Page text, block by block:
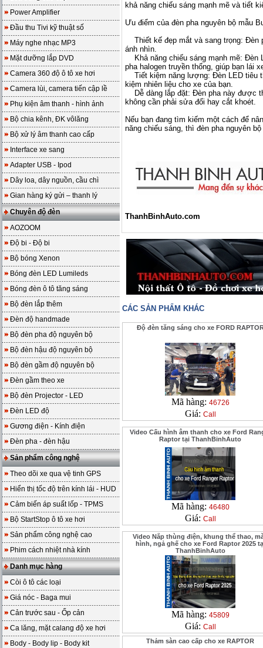
Power Amplifier
Đầu thu Tivi kỹ thuật số
Máy nghe nhạc MP3
Mặt dưỡng lắp DVD
Camera 360 độ ô tô xe hơi
Camera lùi, camera tiến cập lề
Phụ kiện âm thanh - hình ảnh
Bộ chia kênh, ĐK vôlăng
Bộ xử lý âm thanh cao cấp
Interface xe sang
Adapter USB - Ipod
Dây loa, dây nguồn, cầu chì
Gian hàng ký gửi – thanh lý
Chuyên độ đèn
AOZOOM
Độ bi - Độ bi
Bộ bóng Xenon
Bóng đèn LED Lumileds
Bóng đèn ô tô tăng sáng
Bộ đèn lắp thêm
Đèn độ handmade
Bộ đèn pha độ nguyên bộ
Bộ đèn hậu độ nguyên bộ
Bộ đèn gầm độ nguyên bộ
Đèn gầm theo xe
Bộ đèn Projector - LED
Đèn LED độ
Gương điện - Kính điện
Đèn pha - đèn hậu
Sản phẩm công nghệ
Theo dõi xe qua vệ tinh GPS
Hiển thị tốc độ trên kính lái - HUD
Cảm biến áp suất lốp - TPMS
Bộ StartStop ô tô xe hơi
Sản phẩm công nghệ cao
Phim cách nhiệt nhà kính
Danh mục hàng
Còi ô tô các loại
Giá nóc - Baga mui
Cản trước sau - Ốp cản
Ca lăng, mặt calang độ xe hơi
Body - Body lip - Body kit
khả năng chiếu sáng mạnh mẽ và tiết
Ưu điểm của đèn pha nguyên bộ mẫu
Thiết kế đẹp mắt và sang trọng: Đèn
ánh nhìn.
Khả năng chiếu sáng mạnh mẽ: Đèn
pha halogen truyền thống, giúp bạn lái
Tiết kiệm năng lượng: Đèn LED tiêu
kiệm nhiên liệu cho xe của bạn.
Dễ dàng lắp đặt: Đèn pha này được
không cần phải sửa đổi hay cắt khoét.
Nếu bạn đang tìm kiếm một cách để
năng chiếu sáng, thì đèn pha nguyên
ThanhBinhAuto.com
CÁC SẢN PHẨM KHÁC
Độ đèn tăng sáng cho xe FORD
Mã hàng: 46726
Giá: Call
Video Cấu hình âm thanh cho xe Ford
Raptor tại ThanhBinhAuto
Mã hàng: 46480
Giá: Call
Video Nắp thùng điện, khung thể thao,
hình, ngả ghế cho xe Ford Raptor 2025
ThanhBinhAuto
Mã hàng: 45809
Giá: Call
Thảm sàn cao cấp cho xe RAPTOR